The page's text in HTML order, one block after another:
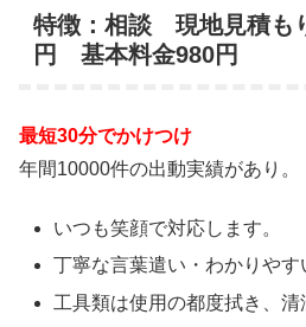
特徴：相談 現地見積
円 基本料金980円
最短30分でかけつけ
年間10000件の出動実績があり。
いつも笑顔で対応します。
丁寧な言葉遣い・わかりやす
工具類は使用の都度拭き、清